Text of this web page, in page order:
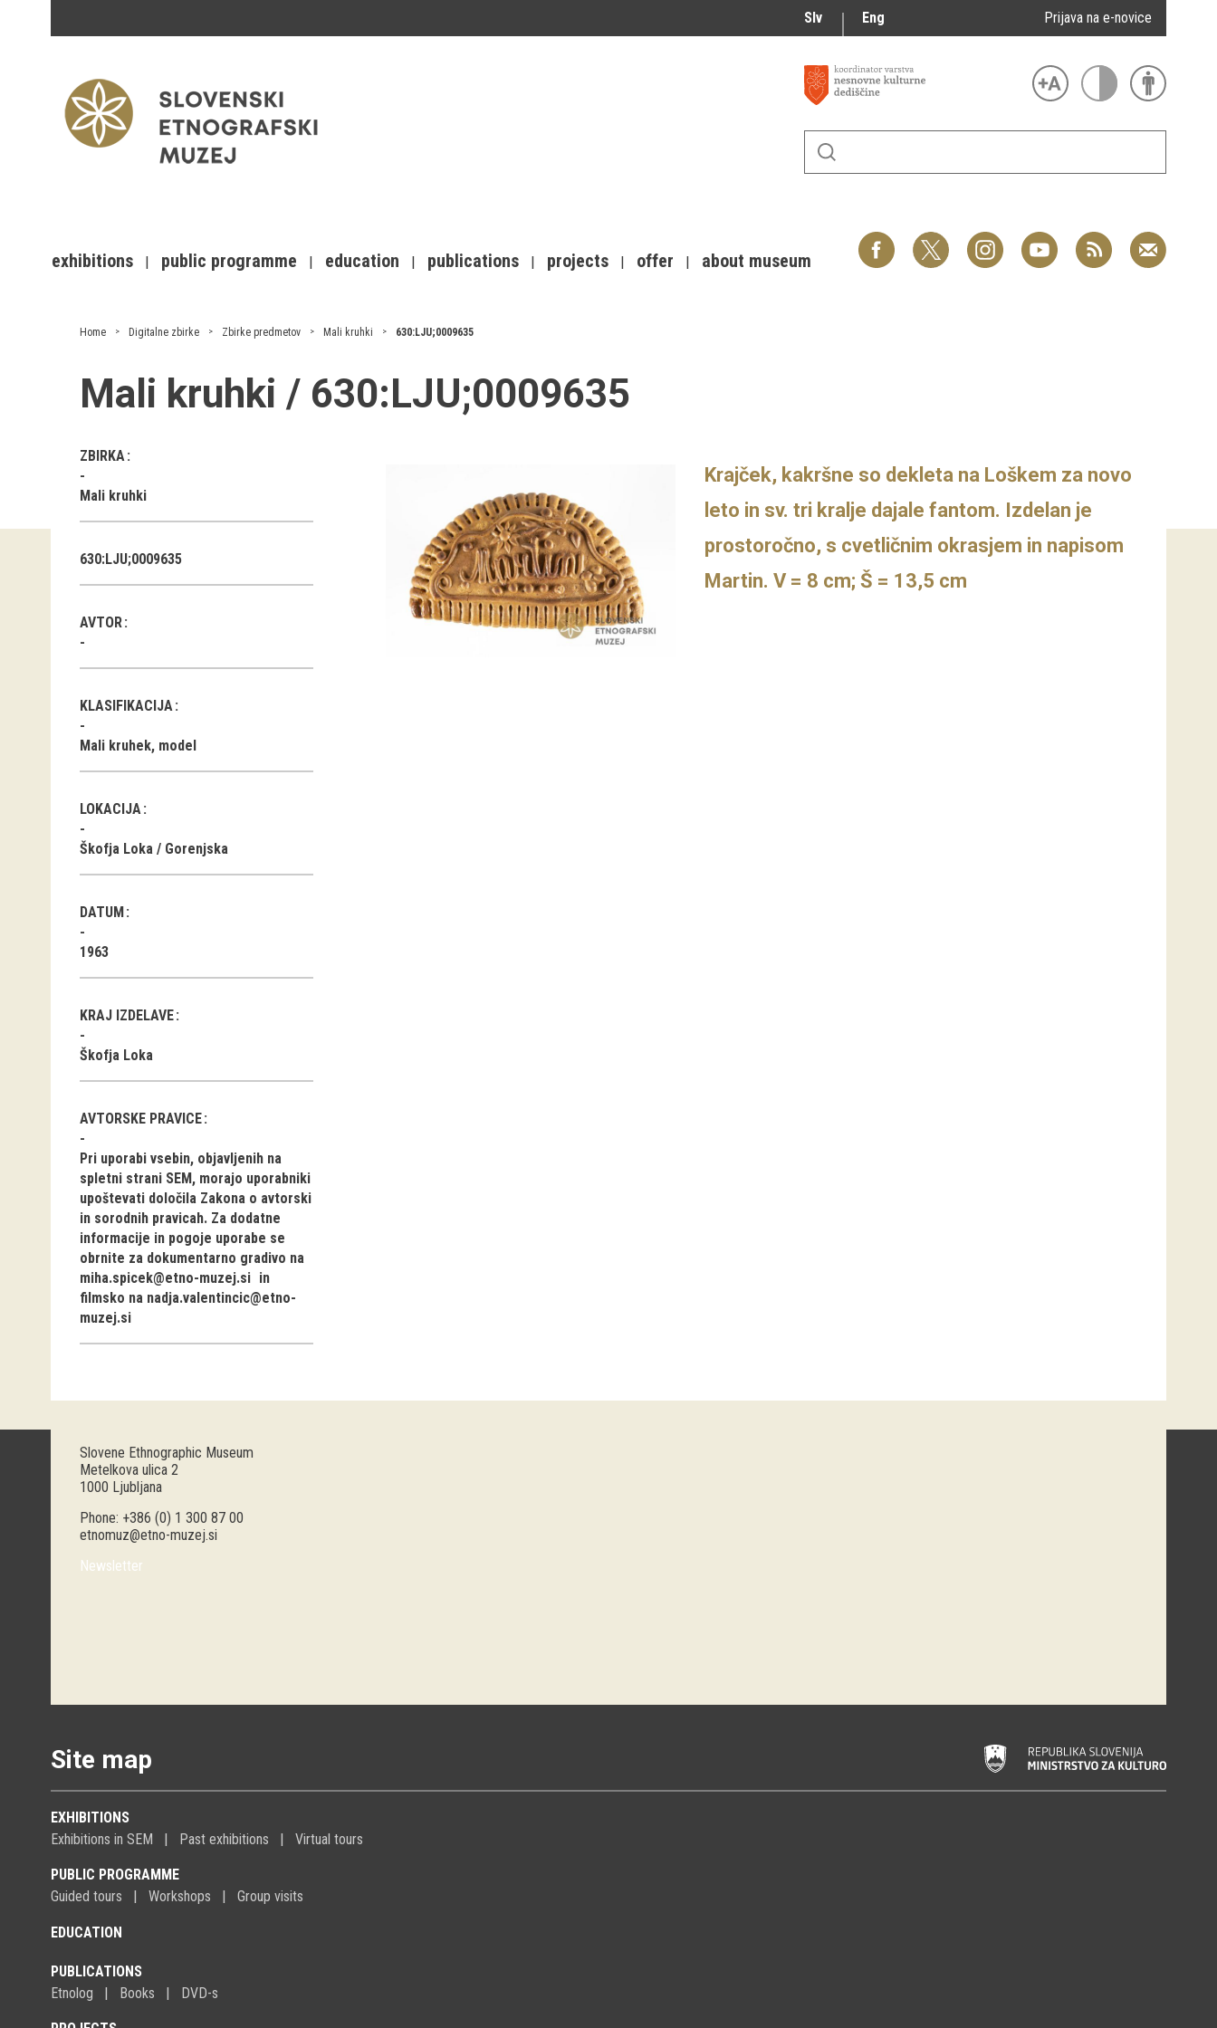
Slv Eng Prijava na e-novice
exhibitions public programme education publications projects offer about museum
Home Digitalne zbirke Zbirke predmetov Mali kruhki 630:LJU;0009635
Mali kruhki / 630:LJU;0009635
ZBIRKA
Mali kruhki
630:LJU;0009635
AVTOR
KLASIFIKACIJA
Mali kruhek, model
LOKACIJA
Škofja Loka / Gorenjska
DATUM
1963
KRAJ IZDELAVE
Škofja Loka
AVTORSKE PRAVICE
Pri uporabi vsebin, objavljenih na
spletni strani SEM, morajo uporabniki
upoštevati določila Zakona o avtorski
in sorodnih pravicah. Za dodatne
informacije in pogoje uporabe se
obrnite za dokumentarno gradivo na
miha.spicek@etno-muzej.si in
filmsko na nadja.valentincic@etno-
muzej.si
Krajček, kakršne so dekleta na Loškem za novo
leto in sv. tri kralje dajale fantom. Izdelan je
prostoročno, s cvetličnim okrasjem in napisom
Martin. V = 8 cm; Š = 13,5 cm
Slovene Ethnographic Museum
Metelkova ulica 2
1000 Ljubljana
Phone: +386 (0) 1 300 87 00
etnomuz@etno-muzej.si
Newsletter
Site map
EXHIBITIONS
Exhibitions in SEM
Past exhibitions Virtual tours
PUBLIC PROGRAMME
Guided tours
Workshops Group visits
EDUCATION
PUBLICATIONS
Etnolog
Books DVD-s